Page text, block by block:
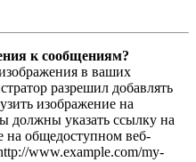
к сообщениям?
в ваших
разрешил добавлять
изображение на
должны указать ссылку на
на общедоступном веб-
www.example.com/my-